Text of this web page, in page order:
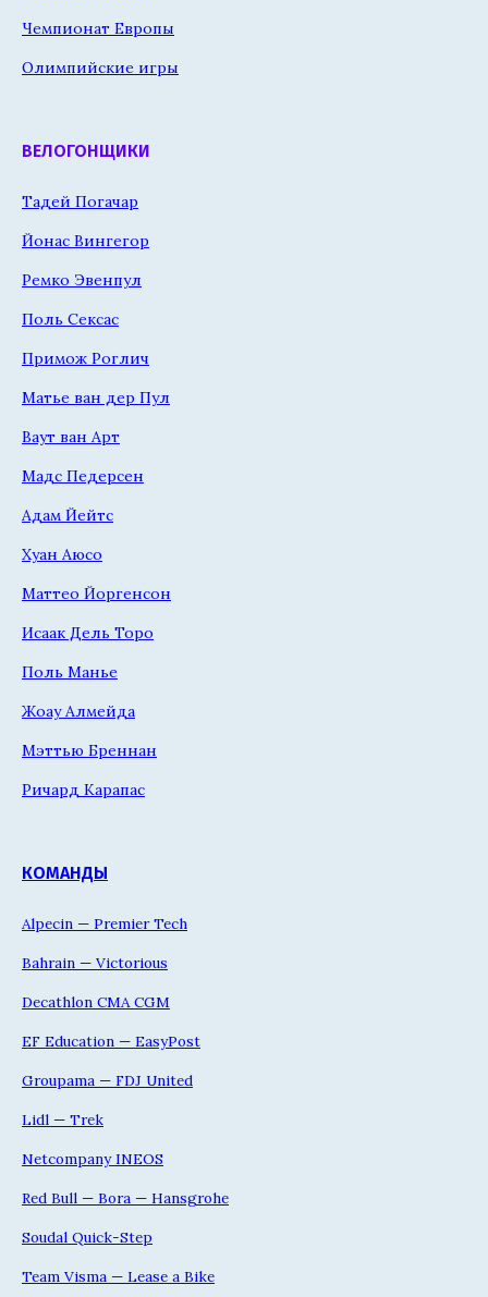
Чемпионат Европы
Олимпийские игры
ВЕЛОГОНЩИКИ
Тадей Погачар
Йонас Вингегор
Ремко Эвенпул
Поль Сексас
Примож Роглич
Матье ван дер Пул
Ваут ван Арт
Мадс Педерсен
Адам Йейтс
Хуан Аюсо
Маттео Йоргенсон
Исаак Дель Торо
Поль Манье
Жоау Алмейда
Мэттью Бреннан
Ричард Карапас
КОМАНДЫ
Alpecin — Premier Tech
Bahrain — Victorious
Decathlon CMA CGM
EF Education — EasyPost
Groupama — FDJ United
Lidl — Trek
Netcompany INEOS
Red Bull — Bora — Hansgrohe
Soudal Quick-Step
Team Visma — Lease a Bike